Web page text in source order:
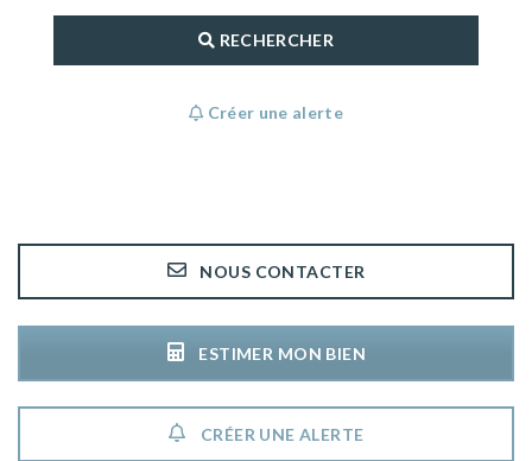
RECHERCHER
Créer une alerte
NOUS CONTACTER
ESTIMER MON BIEN
CRÉER UNE ALERTE